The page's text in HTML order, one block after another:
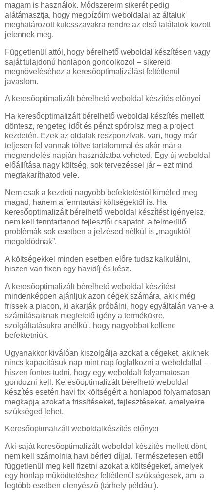
magam is használok. Módszereim sikerét pedig
alátámasztja, hogy megbízóim weboldalai az általuk
meghatározott kulcsszavakra rendre az első találatok között
jelennek meg.
Függetlenül attól, hogy bérelhető weboldal készítésen vagy
saját tulajdonú honlapon gondolkozol – sikereid
megnöveléséhez a keresőoptimalizálást feltétlenül
javaslom.
A keresőoptimalizált bérelhető weboldal készítés előnyei
Ha keresőoptimalizált bérelhető weboldal készítés mellett
döntesz, rengeteg időt és pénzt spórolsz meg a project
kezdetén. Ezek az oldalak reszponzívak, van, hogy már
teljesen fel vannak töltve tartalommal és akár már a
megrendelés napján használatba veheted. Egy új weboldal
előállítása nagy költség, sok tervezéssel jár – ezt mind
megtakaríthatod vele.
Nem csak a kezdeti nagyobb befektetéstől kíméled meg
magad, hanem a fenntartási költségektől is. Ha
keresőoptimalizált bérelhető weboldal készítést igényelsz,
nem kell fenntartanod fejlesztői csapatot, a felmerülő
problémák sok esetben a jelzésed nélkül is „maguktól
megoldódnak”.
A költségekkel minden esetben előre tudsz kalkulálni,
hiszen van fixen egy havidíj és kész.
A keresőoptimalizált bérelhető weboldal készítést
mindenképpen ajánljuk azon cégek számára, akik még
frissek a piacon, ki akarják próbálni, hogy egyáltalán van-e a
számításaiknak megfelelő igény a termékükre,
szolgáltatásukra anélkül, hogy nagyobbat kellene
befektetniük.
Ugyanakkor kiválóan kiszolgálja azokat a cégeket, akiknek
nincs kapacitásuk nap mint nap foglalkozni a weboldallal –
hiszen fontos tudni, hogy egy weboldalt folyamatosan
gondozni kell. Keresőoptimalizált bérelhető weboldal
készítés esetén havi fix költségért a honlapod folyamatosan
megkapja azokat a frissítéseket, fejlesztéseket, amelyekre
szükséged lehet.
Keresőoptimalizált weboldalkészítés előnyei
Aki saját keresőoptimalizált weboldal készítés mellett dönt,
nem kell számolnia havi bérleti díjjal. Természetesen ettől
függetlenül meg kell fizetni azokat a költségeket, amelyek
egy honlap működtetéshez feltétlenül szükségesek, ami a
legtöbb esetben elenyésző (tárhely például).